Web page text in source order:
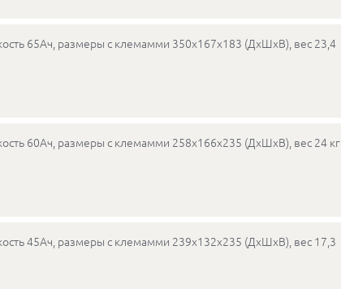
65Ач, размеры с клемамми 350х167х183 (ДхШхВ), вес 23,4
60Ач, размеры с клемамми 258х166х235 (ДхШхВ), вес 24 кг
45Ач, размеры с клемамми 239х132х235 (ДхШхВ), вес 17,3